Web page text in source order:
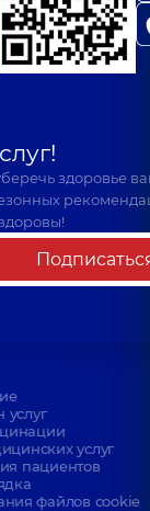
здоровье
услуг
услуг
пациентов
файлов cookie